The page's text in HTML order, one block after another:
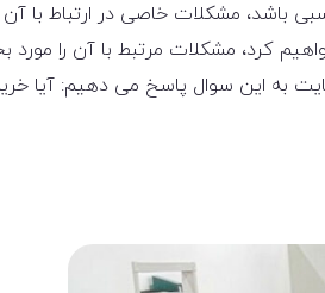
باشد، مشکلات خاصی در ارتباط با
کرد، مشکلات مرتبط با آن را مورد
به این سوال پاسخ می دهیم: آیا